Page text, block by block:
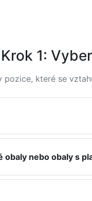
Krok 1:
pozice, které se
obaly nebo obaly s